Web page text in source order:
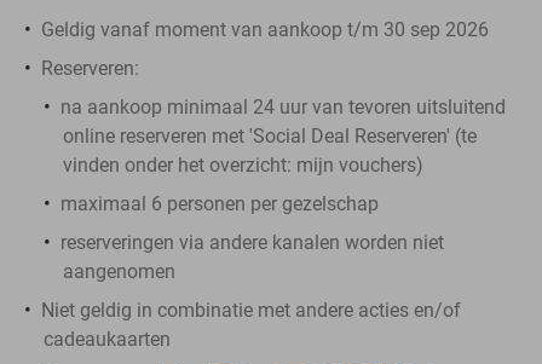
Geldig vanaf moment van aankoop t/m 30 sep 2026
Reserveren:
na aankoop minimaal 24 uur van tevoren uitsluitend
online reserveren met 'Social Deal Reserveren' (te
vinden onder het overzicht: mijn vouchers)
maximaal 6 personen per gezelschap
reserveringen via andere kanalen worden niet
aangenomen
Niet geldig in combinatie met andere acties en/of
cadeaukaarten